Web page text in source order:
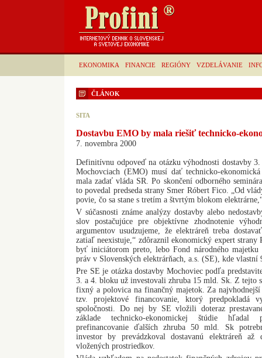
EKONOMIKA FINANCIE REGIÓNY VZDELÁVANIE
ČLÁNOK
SITA
Dostavbu EMO by mala riešiť technicko-
7. novembra 2000
Definitívnu odpoveď na otázku výhodnosti dostavby
Mochovciach (EMO) musí dať technicko-
mala zadať vláda SR. Po skončení odborného
to povedal predseda strany Smer Róbert Fico. „Od
povie, čo sa stane s tretím a štvrtým blokom
V súčasnosti známe analýzy dostavby alebo
slov postačujúce pre objektívne zhodnotenie
argumentov usudzujeme, že elektráreň treba
zatiaľ neexistuje,“ zdôraznil ekonomický expert
byť iniciátorom preto, lebo Fond národného
práv v Slovenských elektrárňach, a.s. (SE), kde vlastní
Pre SE je otázka dostavby Mochoviec podľa
3. a 4. bloku už investovali zhruba 15 mld. Sk. Z tejto
fixný a polovica na finančný majetok. Za
tzv. projektové financovanie, ktorý predpokladá
spoločnosti. Do nej by SE vložili doteraz
základe technicko-ekonomickej štúdie hľadal
prefinancovanie ďalších zhruba 50 mld. Sk
investor by prevádzkoval dostavanú elektráreň
vložených prostriedkov.